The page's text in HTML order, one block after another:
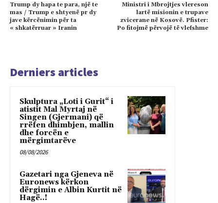
Trump dy hapa te para, një te
mas / Trump e shtyenë pr dy
jave kërcënimin për ta
« shkatërruar » Iranin
Ministri i Mbrojtjes vlereson
lartë misionin e trupave
zvicerane në Kosovë. Pfister:
Po fitojmë përvojë të vlefshme
Derniers articles
Skulptura „Loti i Gurit“ i
atistit Mal Myrtaj në
Singen (Gjermani) që
rrëfen dhimbjen, mallin
dhe forcën e
mërgimtarëve
08/08/2026
Gazetari nga Gjeneva në
Euronews kërkon
dërgimin e Albin Kurtit në
Hagë..!